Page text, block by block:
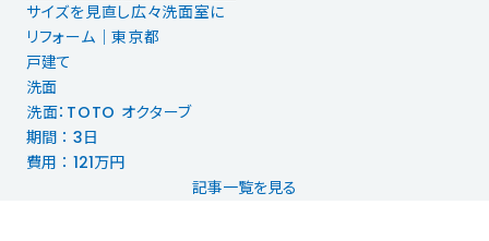
サイズを見直し広々洗面室に
リフォーム｜東京都
戸建て
洗面
洗面：TOTO オクターブ
期間 ： 3日
費用 ： 121万円
記事一覧を見る